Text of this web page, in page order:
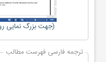
(جهت بزرگ نمایی
ترجمه فارسی فهرست مطالب